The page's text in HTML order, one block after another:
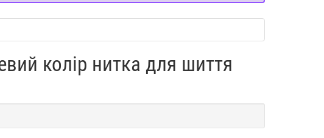
колір нитка для шиття